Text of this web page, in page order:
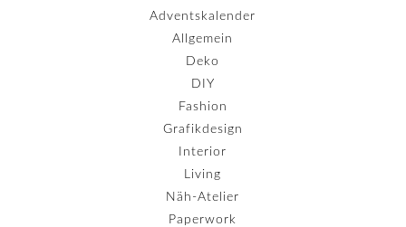
Adventskalender
Allgemein
Deko
DIY
Fashion
Grafikdesign
Interior
Living
Näh-Atelier
Paperwork